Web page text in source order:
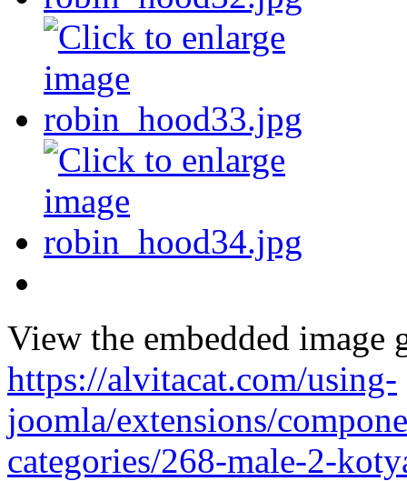
View the embedded image
https://alvitacat.com/using-
joomla/extensions/
categories/268-male-2-